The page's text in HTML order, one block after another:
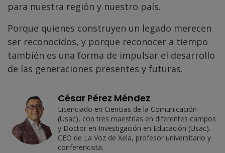
para nuestra región y nuestro país.
Porque quienes construyen un legado merecen
ser reconocidos, y porque reconocer a tiempo
también es una forma de impulsar el desarrollo
de las generaciones presentes y futuras.
César Pérez Méndez
Licenciado en Ciencias de la Comunicación
(Usac), con tres maestrías en diferentes campos
y Doctor en Investigación en Educación (Usac).
CEO de La Voz de Xela, profesor universitario y
conferencista.